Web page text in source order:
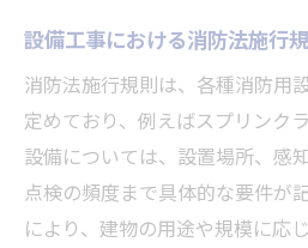
設備工事における消防法施行
消防法施行規則は、各種消防用
定めており、例えばスプリンク
設備については、設置場所、感
点検の頻度まで具体的な要件が
により、建物の用途や規模に応